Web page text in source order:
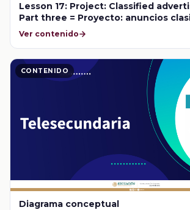
Lesson 17: Project: Classified
Part three = Proyecto: anuncios
Tercera parte
Ver contenido
CONTENIDO
Diagrama conceptual